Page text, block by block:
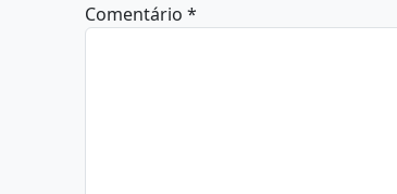
Comentário *